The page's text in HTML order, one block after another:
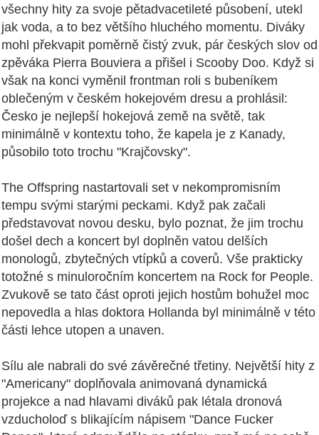
všechny hity za svoje pětadvacetileté působení, utekl
jak voda, a to bez většího hluchého momentu. Diváky
mohl překvapit poměrně čistý zvuk, pár českých slov od
zpěváka Pierra Bouviera a přišel i Scooby Doo. Když si
však na konci vyměnil frontman roli s bubeníkem
oblečeným v českém hokejovém dresu a prohlásil:
Česko je nejlepší hokejová země na světě, tak
minimálně v kontextu toho, že kapela je z Kanady,
působilo toto trochu "Krajčovsky".
The Offspring nastartovali set v nekompromisním
tempu svými starými peckami. Když pak začali
představovat novou desku, bylo poznat, že jim trochu
došel dech a koncert byl doplněn vatou delších
monologů, zbytečných vtípků a coverů. Vše prakticky
totožné s minuloročním koncertem na Rock for People.
Zvukově se tato část oproti jejich hostům bohužel moc
nepovedla a hlas doktora Hollanda byl minimálně v této
části lehce utopen a unaven.
Sílu ale nabrali do své závěrečné třetiny. Největší hity z
"Americany" doplňovala animovaná dynamická
projekce a nad hlavami diváků pak létala dronová
vzducholoď s blikajícím nápisem "Dance Fucker